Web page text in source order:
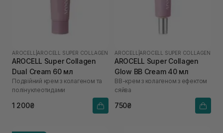
AROCELL AROCELL SUPER COLLAGEN
AROCELL Super Collagen
Dual Cream 60 мл
Подвійний крем з колагеном та
полінуклеотидами
1 200₴
AROCELL AROCELL SUPER COLLAGEN
AROCELL Super Collagen
Glow BB Cream 40 мл
ВВ-крем з колагеном з ефектом
сяйва
750₴